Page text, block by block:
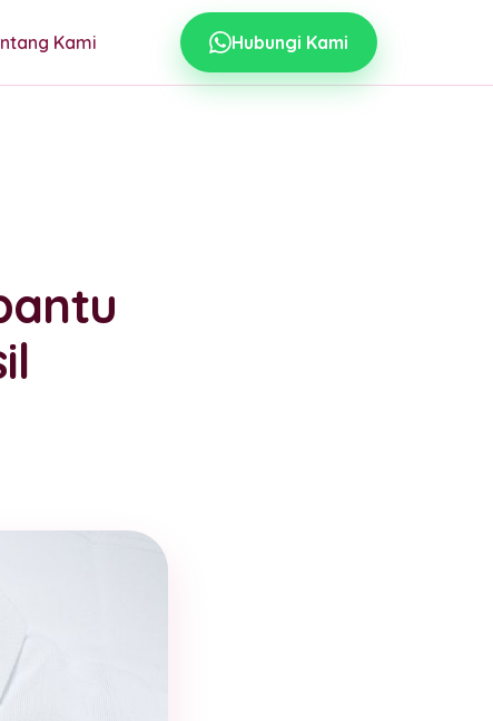
Kami Hubungi Kami